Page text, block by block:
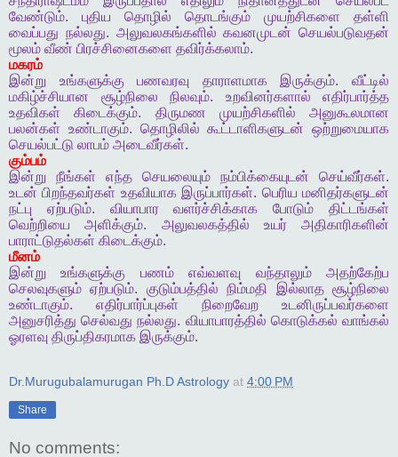
வேண்டும். புதிய தொழில் தொடங்கும் முயற்சிகளை
தள்ளி
வைப்பது நல்லது. அலுவலகங்களில் கவனமுடன் செயல்படுவதன்
மூலம் வீண் பிரச்சினைகளை தவிர்க்கலாம்.
மகரம்
இன்று
உங்களுக்கு பணவரவு தாராளமாக இருக்கும்.வீட்டில்
மகிழ்ச்சியான
சூழ்நிலை நிலவும். உறவினர்களால்
எதிர்பார்த்த
உதவிகள்
கிடைக்கும். திருமண முயற்சிகளில்
அனுகூலமான
பலன்கள் உண்டாகும். தொழிலில் கூட்டாளிகளுடன் ஒற்றுமையாக
செயல்பட்டு லாபம் அடைவீர்கள்.
கும்பம்
இன்று
நீங்கள் எந்த செயலையும் நம்பிக்கையுடன் செய்வீர்கள்.
உடன் பிறந்தவர்கள் உதவியாக இருப்பார்கள். பெரிய மனிதர்களுடன்
நட்பு
ஏற்படும். வியாபார வளர்ச்சிக்காக போடும்
திட்டங்கள்
வெற்றியை
அளிக்கும். அலுவலகத்தில் உயர்
அதிகாரிகளின்
பாராட்டுதல்கள் கிடைக்கும்.
மீனம்
இன்று
உங்களுக்கு பணம் எவ்வளவு வந்தாலும்
அதற்கேற்ப
செலவுகளும் ஏற்படும். குடும்பத்தில் நிம்மதி இல்லாத சூழ்நிலை
உண்டாகும். எதிர்பார்ப்புகள் நிறைவேற
உடனிருப்பவர்களை
அனுசரித்து செல்வது நல்லது. வியாபாரத்தில் கொடுக்கல் வாங்கல்
ஓரளவு திருப்திகரமாக இருக்கும்.
Dr.Murugubalamurugan Ph.D Astrology at 4:00 PM
Share
No comments: